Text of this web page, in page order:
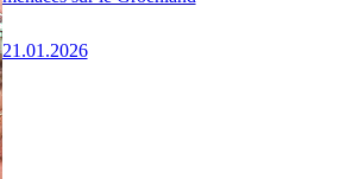
21.01.2026